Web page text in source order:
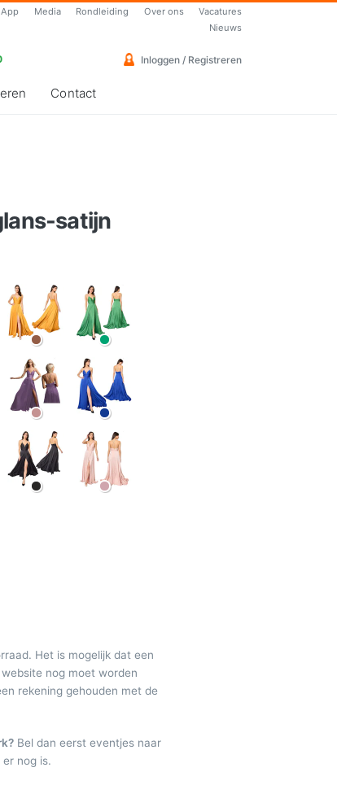
Media Rondleiding Over ons
Vacatures
Nieuws
Inloggen / Registreren
Contact
satijn
Het is mogelijk dat een
nog moet worden
rekening gehouden met de
Bel dan eerst eventjes naar
nog is.